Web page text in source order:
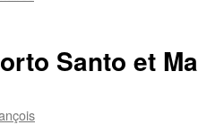
Santo et